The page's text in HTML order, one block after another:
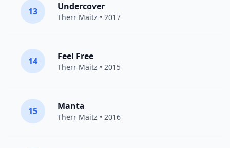
13 Undercover
Therr Maitz • 2017
14 Feel Free
Therr Maitz • 2015
15 Manta
Therr Maitz • 2016